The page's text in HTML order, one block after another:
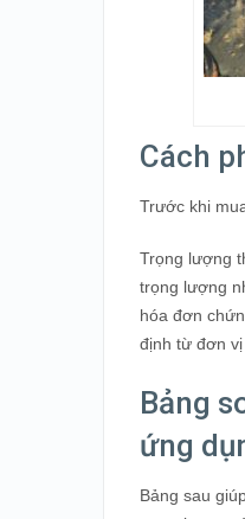
Cách
Trước khi
Trọng lượng
trọng lượng
hóa đơn
định từ đơn vị
Bảng
ứng
Bảng sau